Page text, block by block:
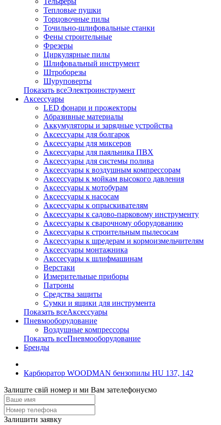
Тепловые пушки
Торцовочные пилы
Точильно-шлифовальные станки
Фены строительные
Фрезеры
Циркулярные пилы
Шлифовальный инструмент
Штроборезы
Шуруповерты
Показать всеЭлектроинструмент
Аксессуары
LED фонари и прожекторы
Абразивные материалы
Аккумуляторы и зарядные устройства
Аксессуары для болгарок
Аксессуары для миксеров
Аксессуары для паяльника ПВХ
Аксессуары для системы полива
Аксессуары к воздушным компрессорам
Аксессуары к мойкам высокого давления
Аксессуары к мотобурам
Аксессуары к насосам
Аксессуары к опрыскивателям
Аксессуары к садово-парковому инструменту
Аксессуары к сварочному оборудованию
Аксессуары к строительным пылесосам
Аксессуары к шредерам и кормоизмельчителям
Аксессуары монтажника
Акссесуары к шлифмашинам
Верстаки
Измерительные приборы
Патроны
Средства защиты
Сумки и ящики для инструмента
Показать всеАксессуары
Пневмооборудование
Воздушные компрессоры
Показать всеПневмооборудование
Бренды
Карбюратор WOODMAN бензопилы HU 137, 142
Залиште свій номер и ми Вам зателефонуємо
Залишити заявку